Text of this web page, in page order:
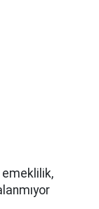
emeklilik,